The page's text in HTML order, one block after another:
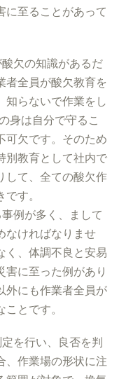
に至ることがあって
欠の知識があるだ
者全員が酸欠教育を
知らないで作業をし
身は自分で守るこ
可欠です。そのため
別教育として社内で
して、全ての酸欠作
す。
例が多く、まして
なければなりませ
く、体調不良と安易
害に至った例があり
外にも作業者全員が
とです。
を行い、良否を判
、作業場の形状に注